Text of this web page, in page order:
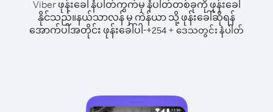
Viber ဖုန်းခေါ်နံပါတ်ကွက်မှ နံပါတ်တစ်ခုကို ဖုန်းခေါ်
နိုင်သည်။နယ်သာလန် မှ ကဲန်ယာ သို့ ဖုန်းခေါ်ဆိုရန်
အောက်ပါအတိုင်း ဖုန်းခေါ်ပါ-+254 + ဒေသတွင်း နံပါတ်